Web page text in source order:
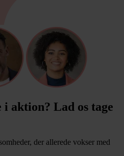
aktion? Lad os tage
der allerede vokser med